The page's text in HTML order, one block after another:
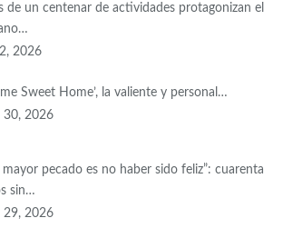
de un centenar de actividades protagonizan el
2026
Sweet Home’, la valiente y personal…
30, 2026
mayor pecado es no haber sido feliz”: cuarenta
sin…
29, 2026